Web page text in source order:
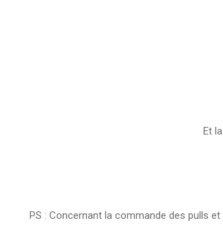
Et
PS : Concernant la commande des pulls